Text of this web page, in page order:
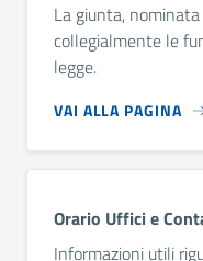
La giunta,
collegialmente le
legge.
VAI ALLA PAGINA
Orario Uffici e
Informazioni utili